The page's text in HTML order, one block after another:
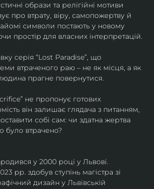
образи та релігійні мотиви
про втрату, віру, самопожертву й
символи постають у новому
простір для власних інтерпретацій.
серія “Lost Paradise”, що
втраченого раю – не як місця, а як
прагне повернутися.
не пропонує готових
він залишає глядача з питанням,
собі сам: чи здатна жертва
було втрачено?
у 2000 році у Львові.
рр. здобув ступінь магістра зі
дизайн у Львівській